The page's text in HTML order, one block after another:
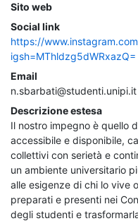
Sito web
Social link
https://
igsh=MThldzg5dWRxazQ=
Email
n.sbarbati@studenti.unipi.it
Descrizione estesa
Il nostro impegno è quello
accessibile e disponibile,
collettivi con serietà e
un ambiente universitario
alle esigenze di chi lo vive
preparati e presenti nei
degli studenti e